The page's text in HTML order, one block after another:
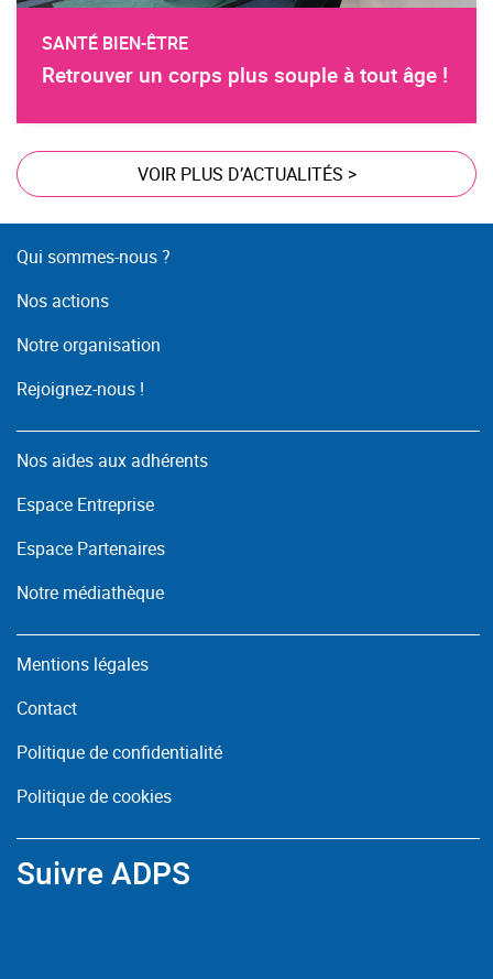
SANTÉ BIEN-ÊTRE
Retrouver un corps plus souple à tout âge !
VOIR PLUS D’ACTUALITÉS >
Qui sommes-nous ?
Nos actions
Notre organisation
Rejoignez-nous !
Nos aides aux adhérents
Espace Entreprise
Espace Partenaires
Notre médiathèque
Mentions légales
Contact
Politique de confidentialité
Politique de cookies
Suivre ADPS